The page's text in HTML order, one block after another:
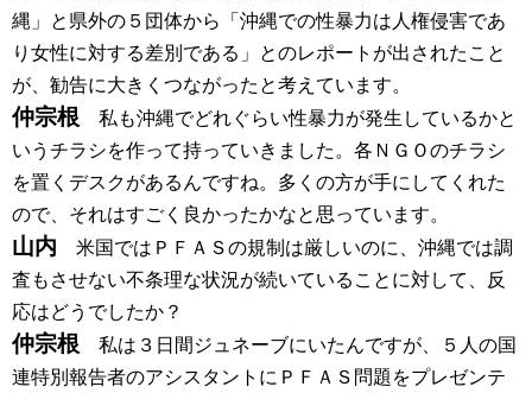
縄」と県外の５団体から「沖縄での性暴力は人権侵害であ
り女性に対する差別である」とのレポートが出されたこと
が、勧告に大きくつながったと考えています。
仲宗根 私も沖縄でどれぐらい性暴力が発生しているかと
いうチラシを作って持っていきました。各ＮＧＯのチラシ
を置くデスクがあるんですね。多くの方が手にしてくれた
ので、それはすごく良かったかなと思っています。
山内 米国ではＰＦＡＳの規制は厳しいのに、沖縄では調
査もさせない不条理な状況が続いていることに対して、反
応はどうでしたか？
仲宗根 私は３日間ジュネーブにいたんですが、５人の国
連特別報告者のアシスタントにＰＦＡＳ問題をプレゼンテ